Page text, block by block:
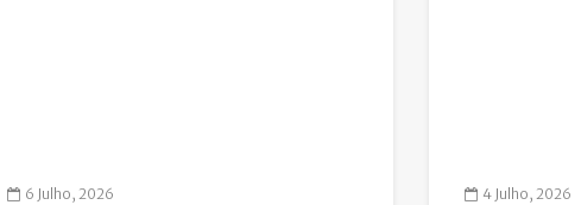
6 Julho, 2026 4 Julho, 2026